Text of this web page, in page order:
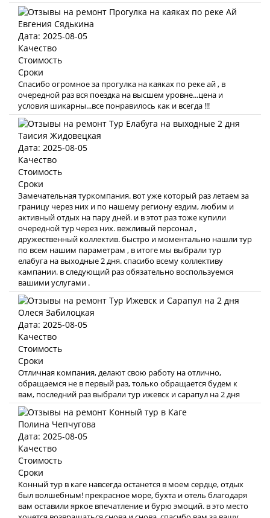
Евгения Сядькина
Дата: 2025-08-05
Качество
Стоимость
Сроки
Спасибо огромное за прогулка на каяках по реке ай , в
очередной раз вся поездка на высшем уровне...цена и
условия шикарны...все понравилось как и всегда !!!
Таисия Жидовецкая
Дата: 2025-08-05
Качество
Стоимость
Сроки
Замечательная туркомпания. вот уже который раз летаем за
границу через них и по нашему региону ездим, любим и
активный отдых на пару дней. и в этот раз тоже купили
очередной тур через них. вежливый персонал ,
дружественный коллектив. быстро и моментально нашли тур
по всем нашим параметрам , в итоге мы выбрали тур
елабуга на выходные 2 дня. спасибо всему коллективу
кампании. в следующий раз обязательно воспользуемся
вашими услугами .
Олеся Забилоцкая
Дата: 2025-08-05
Качество
Стоимость
Сроки
Отличная компания, делают свою работу на отлично,
обращаемся не в первый раз, только обращается будем к
вам, последний раз выбрали тур ижевск и сарапул на 2 дня
Полина Чепчугова
Дата: 2025-08-05
Качество
Стоимость
Сроки
Конный тур в каге навсегда останется в моем сердце, отдых
был волшебным! прекрасное море, бухта и отель благодаря
вам оставили яркое впечатление и бурю эмоций. в это место